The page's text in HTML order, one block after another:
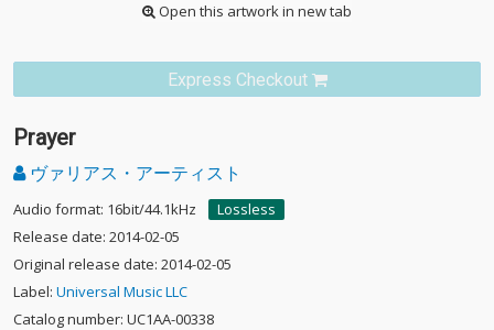
Open this artwork in new tab
Express Checkout
Prayer
ヴァリアス・アーティスト
Audio format: 16bit/44.1kHz
Lossless
Release date: 2014-02-05
Original release date: 2014-02-05
Label: Universal Music LLC
Catalog number: UC1AA-00338